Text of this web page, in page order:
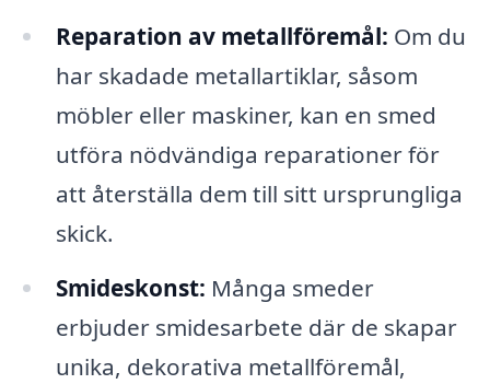
Reparation av metallföremål: Om du
har skadade metallartiklar, såsom
möbler eller maskiner, kan en smed
utföra nödvändiga reparationer för
att återställa dem till sitt ursprungliga
skick.
Smideskonst: Många smeder
erbjuder smidesarbete där de skapar
unika, dekorativa metallföremål,